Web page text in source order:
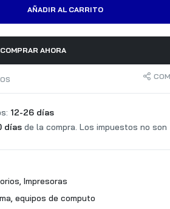
AÑADIR AL CARRITO
COMPRAR AHORA
12-26 días
días de la compra. Los impuestos no son
, Impresoras
, equipos de computo